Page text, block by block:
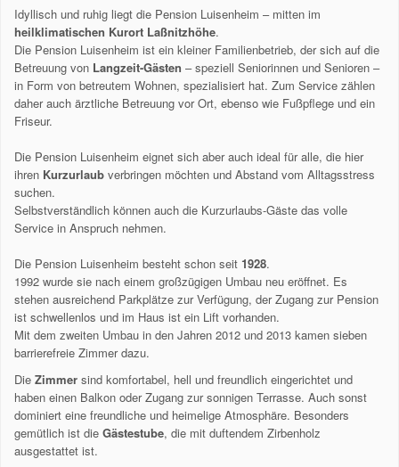
Idyllisch und ruhig liegt die Pension Luisenheim – mitten im
heilklimatischen Kurort Laßnitzhöhe.
Die Pension Luisenheim ist ein kleiner Familienbetrieb, der sich auf die
Betreuung von Langzeit-Gästen – speziell Seniorinnen und Senioren –
in Form von betreutem Wohnen, spezialisiert hat. Zum Service zählen
daher auch ärztliche Betreuung vor Ort, ebenso wie Fußpflege und ein
Friseur.
Die Pension Luisenheim eignet sich aber auch ideal für alle, die hier
ihren Kurzurlaub verbringen möchten und Abstand vom Alltagsstress
suchen.
Selbstverständlich können auch die Kurzurlaubs-Gäste das volle
Service in Anspruch nehmen.
Die Pension Luisenheim besteht schon seit 1928.
1992 wurde sie nach einem großzügigen Umbau neu eröffnet. Es
stehen ausreichend Parkplätze zur Verfügung, der Zugang zur Pension
ist schwellenlos und im Haus ist ein Lift vorhanden.
Mit dem zweiten Umbau in den Jahren 2012 und 2013 kamen sieben
barrierefreie Zimmer dazu.
Die Zimmer sind komfortabel, hell und freundlich eingerichtet und
haben einen Balkon oder Zugang zur sonnigen Terrasse. Auch sonst
dominiert eine freundliche und heimelige Atmosphäre. Besonders
gemütlich ist die Gästestube, die mit duftendem Zirbenholz
ausgestattet ist.